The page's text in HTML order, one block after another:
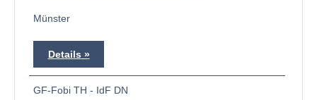
Münster
Details
GF-Fobi TH - IdF DN